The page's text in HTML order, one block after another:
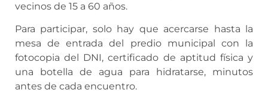
vecinos de 15 a 60 años.
Para participar, solo hay que acercarse hasta la
mesa de entrada del predio municipal con la
fotocopia del DNI, certificado de aptitud física y
una botella de agua para hidratarse, minutos
antes de cada encuentro.